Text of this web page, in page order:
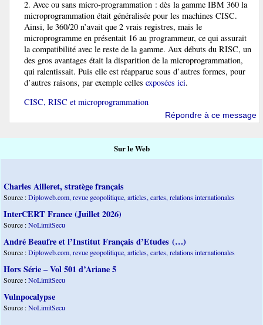
2. Avec ou sans micro-programmation : dès la gamme IBM 360 la
microprogrammation était généralisée pour les machines CISC.
Ainsi, le 360/20 n’avait que 2 vrais registres, mais le
microprogramme en présentait 16 au programmeur, ce qui assurait
la compatibilité avec le reste de la gamme. Aux débuts du RISC, un
des gros avantages était la disparition de la microprogrammation,
qui ralentissait. Puis elle est réapparue sous d’autres formes, pour
d’autres raisons, par exemple celles exposées ici.
CISC, RISC et microprogrammation
Répondre à ce message
Sur le Web
Charles Ailleret, stratège français
Source :Diploweb.com, revue geopolitique, articles, cartes, relations internationales
InterCERT France (Juillet 2026)
Source :NoLimitSecu
André Beaufre et l’Institut Français d’Etudes (…)
Source :Diploweb.com, revue geopolitique, articles, cartes, relations internationales
Hors Série – Vol 501 d’Ariane 5
Source :NoLimitSecu
Vulnpocalypse
Source :NoLimitSecu